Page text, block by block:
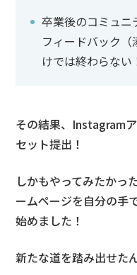
卒業後のコミュニ
フィードバック
けでは終わらない
その結果、Instagram
セット提出！
しかもやってみたかっ
ームページを自分の手
始めました！
新たな道を踏み出せた